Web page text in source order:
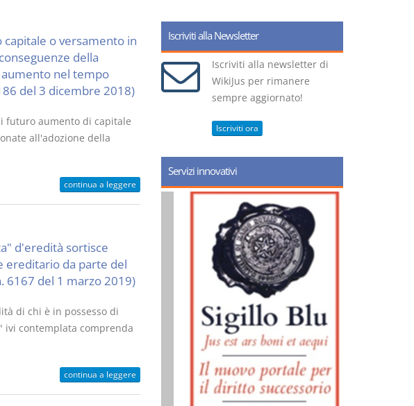
o versamento in
della
nel tempo
del 3 dicembre 2018)
futuro aumento di capitale
all'adozione della
continua a leggere
d'eredità sortisce
ereditario da parte del
6167 del 1 marzo 2019)
di chi è in possesso di
ivi contemplata comprenda
continua a leggere
Iscriviti alla Newsletter
Iscriviti alla newsletter di
WikiJus per rimanere
sempre aggiornato!
Iscriviti ora
Servizi innovativi